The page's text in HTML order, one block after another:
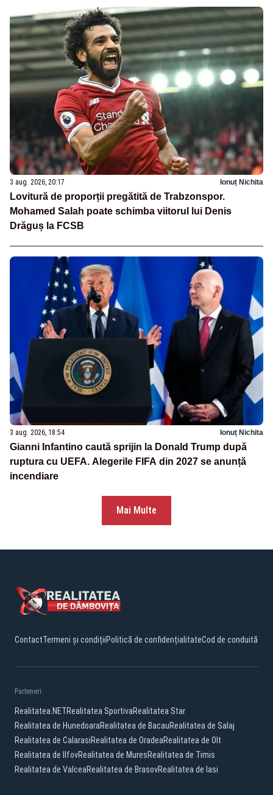
3 aug. 2026, 20:17 Ionuț Nichita
Lovitură de proporții pregătită de Trabzonspor.
Mohamed Salah poate schimba viitorul lui Denis
Drăguș la FCSB
3 aug. 2026, 18:54 Ionuț Nichita
Gianni Infantino caută sprijin la Donald Trump după
ruptura cu UEFA. Alegerile FIFA din 2027 se anunță
incendiare
Mai Multe
ContactTermeni și condițiiPolitică de confidențialitateCod de conduită
Parteneri:
Realitatea.NETRealitatea SportivaRealitatea Star
Realitatea de HunedoaraRealitatea de BacauRealitatea de Salaj
Realitatea de CalarasiRealitatea de OradeaRealitatea de Olt
Realitatea de IlfovRealitatea de MuresRealitatea de Timis
Realitatea de ValceaRealitatea de BrasovRealitatea de Iasi